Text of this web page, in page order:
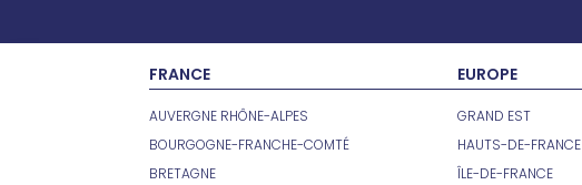
FRANCE EUROPE
AUVERGNE RHÔNE-ALPES
BOURGOGNE-FRANCHE-COMTÉ
BRETAGNE
GRAND EST
HAUTS-DE-FRANCE
ÎLE-DE-FRANCE